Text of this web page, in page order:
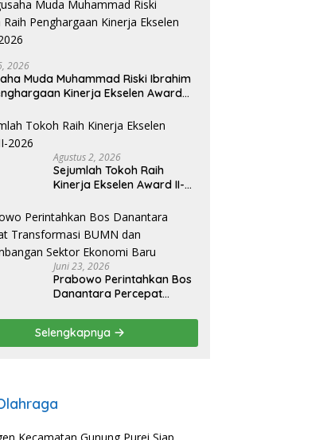
2026
Muda Muhammad Riski Ibrahim
Kinerja Ekselen Award
Agustus 2, 2026
Sejumlah Tokoh Raih
Kinerja Ekselen Award II-
Juni 23, 2026
Prabowo Perintahkan Bos
Danantara Percepat
Pengembangan Sektor
Ekonomi Baru
Selengkapnya